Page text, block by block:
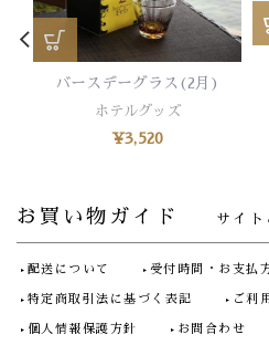
バースデーグラス(2月)
ホテルグッズ
¥3,520
お買い物ガイド サイト
配送について 受付時間・お支払
特定商取引法に基づく表記 ご利
個人情報保護方針 お問合わせ